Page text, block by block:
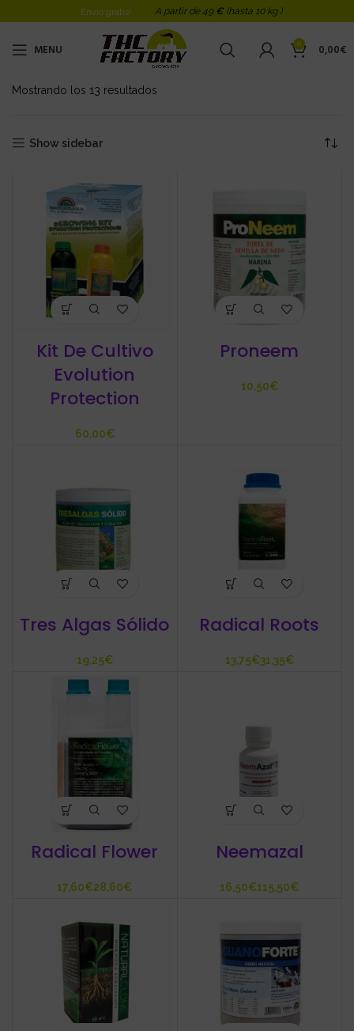
Envio gratis! A partir de 49 € (hasta 10 kg )
MENU 0 0,00€
Mostrando los 13 resultados
Show sidebar
Kit De Cultivo
Evolution
Protection
€
Proneem
€
Tres Algas Sólido
€
Radical Roots
€ €
Radical Flower
€ €
Neemazal
€ €